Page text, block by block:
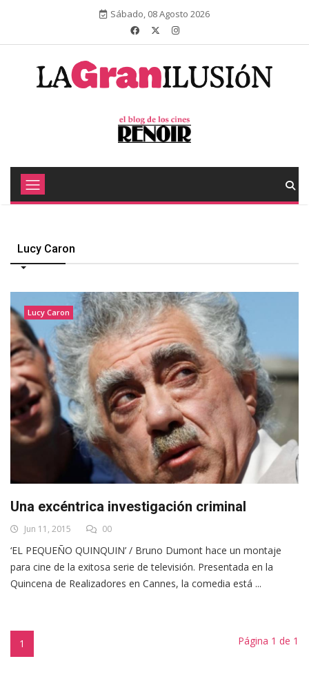
Sábado, 08 Agosto 2026
Lucy Caron
Lucy Caron
Una excéntrica investigación criminal
Jun 11, 2015 00
‘EL PEQUEÑO QUINQUIN’ / Bruno Dumont hace un montaje
para cine de la exitosa serie de televisión. Presentada en la
Quincena de Realizadores en Cannes, la comedia está ...
1 Página 1 de 1